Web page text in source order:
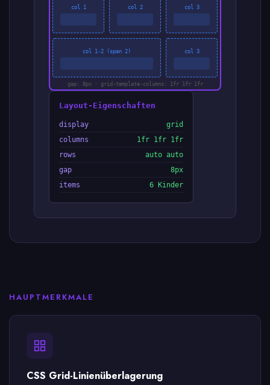
col 1 col 2 col 3
col 1-2 (span 2) col 3
gap: 8px · grid-template-columns: 1fr 1fr 1fr
Layout-Eigenschaften
display
grid
columns
1fr 1fr 1fr
rows
auto auto
gap
8px
items
6 Kinder
HAUPTMERKMALE
CSS Grid-Linienüberlagerung